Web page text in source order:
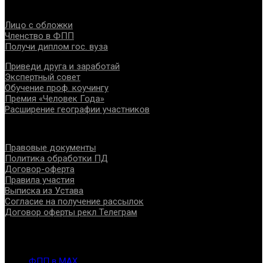
Лицо с обложки
Членство в ФПП
Получи диплом гос. вуза
Приведи друга и заработай
Экспертный совет
Обучение проф. коучингу
Премия «Человек Года»
Расширение географии участников
Правовые документы
Политика обработки ПД
Договор-оферта
Правила участия
Выписка из Устава
Согласие на получение рассылок
Договор оферты рекл Телеграм